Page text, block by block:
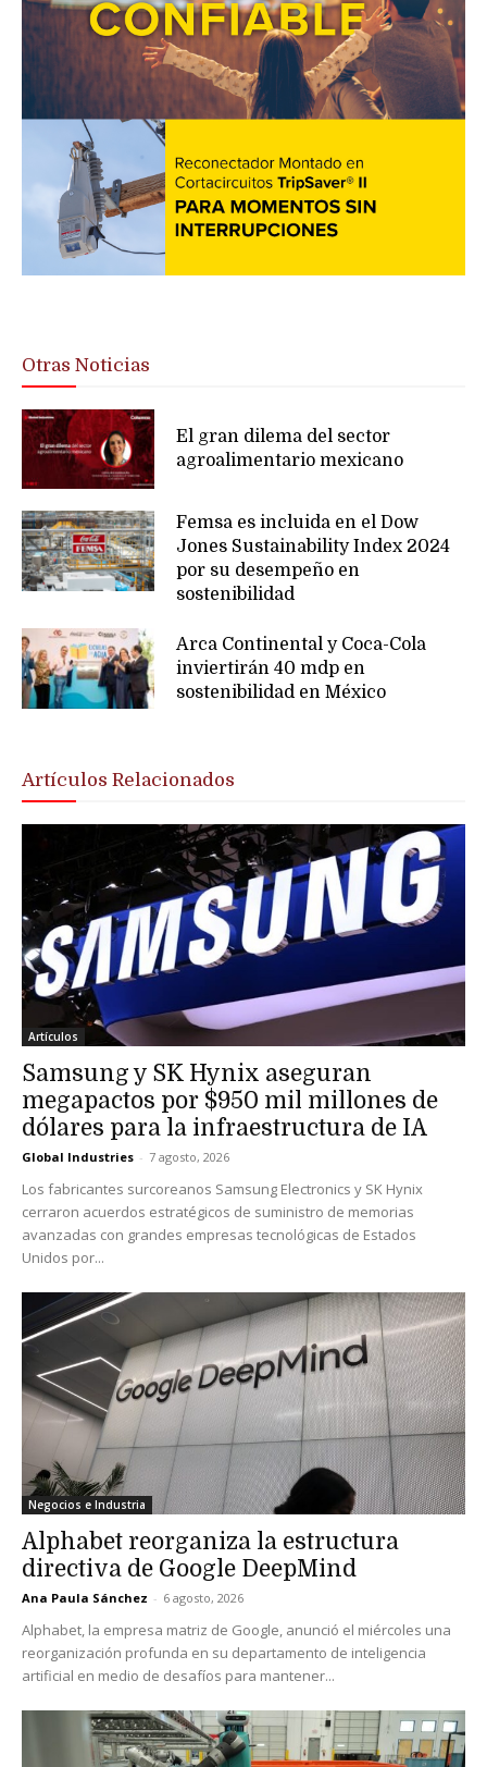
Otras Noticias
El gran dilema del sector
agroalimentario mexicano
Femsa es incluida en el Dow
Jones Sustainability Index 2024
por su desempeño en
sostenibilidad
Arca Continental y Coca-Cola
inviertirán 40 mdp en
sostenibilidad en México
Artículos Relacionados
Artículos
Samsung y SK Hynix aseguran
megapactos por $950 mil millones de
dólares para la infraestructura de IA
Global Industries - 7 agosto, 2026
Los fabricantes surcoreanos Samsung Electronics y SK Hynix
cerraron acuerdos estratégicos de suministro de memorias
avanzadas con grandes empresas tecnológicas de Estados
Unidos por...
Negocios e Industria
Alphabet reorganiza la estructura
directiva de Google DeepMind
Ana Paula Sánchez - 6 agosto, 2026
Alphabet, la empresa matriz de Google, anunció el miércoles una
reorganización profunda en su departamento de inteligencia
artificial en medio de desafíos para mantener...